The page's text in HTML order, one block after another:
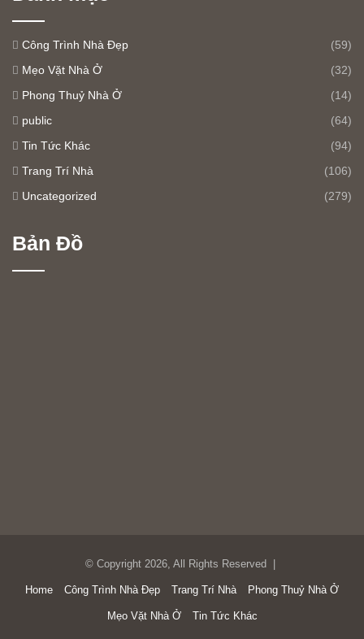
Danh mục
Công Trình Nhà Đẹp (59)
Mẹo Vặt Nhà Ở (32)
Phong Thuỷ Nhà Ở (14)
public (64)
Tin Tức Khác (94)
Uncategorized
© Copyright 2026, All Rights Reserved |